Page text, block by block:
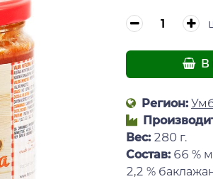
В
Регион:
Вес: 280 г.
Состав: 66 %
2,2 %